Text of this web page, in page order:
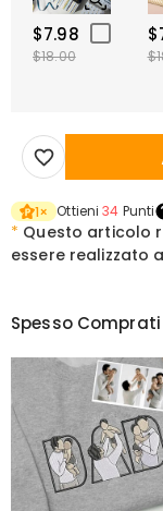
$7.98
$18.00
1× Ottieni34 Punti
* Questo articolo
essere realizzato
Spesso